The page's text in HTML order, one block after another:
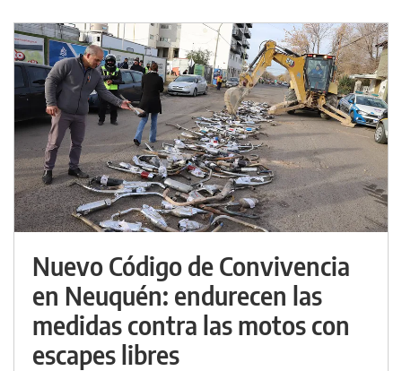
Nuevo Código de Convivencia
en Neuquén: endurecen las
medidas contra las motos con
escapes libres